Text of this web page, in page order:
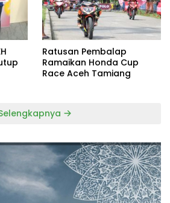
Ratusan Pembalap
Ramaikan Honda Cup
Race Aceh Tamiang